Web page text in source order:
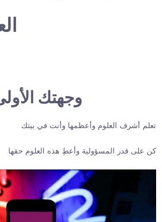
وجهتك
تعلم أشرف العلوم وأعظمها وأنت في بيتك
كن على قدر المسؤولية وأعطِ هذه العلوم حقها